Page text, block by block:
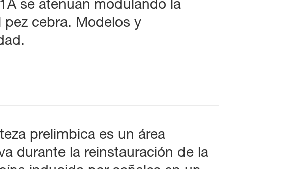
se atenúan modulando la
pez cebra. Modelos y
prelimbica es un área
durante la reinstauración de la